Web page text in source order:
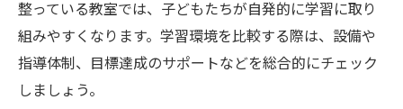
整っている教室では、子どもたちが自発的に学習に取り
組みやすくなります。学習環境を比較する際は、設備や
指導体制、目標達成のサポートなどを総合的にチェック
しましょう。